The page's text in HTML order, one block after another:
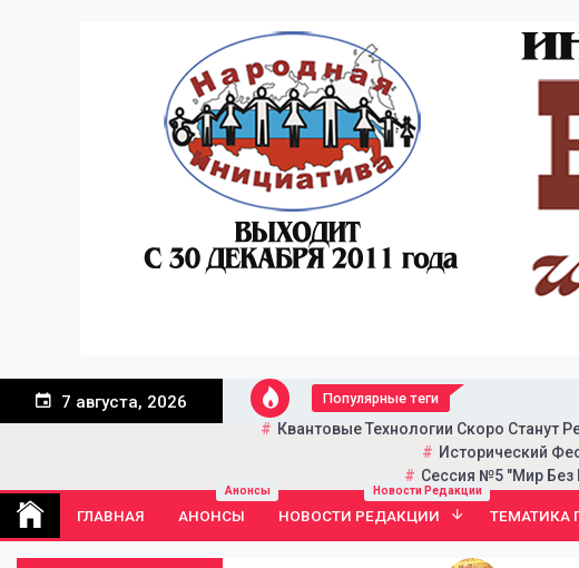
7 августа, 2026 Популярные теги
Квантовые Технологии Скоро Станут
Исторический
Сессия №5 "Мир Без
Портал общественно-
ГЛАВНАЯ АНОНСЫ
Анонсы
НОВОСТИ РЕДАКЦИИ
Новости Редакции
ТЕМАТИКА